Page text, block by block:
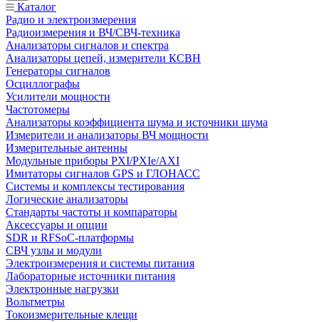
Каталог
Радио и электроизмерения
Радиоизмерения и ВЧ/СВЧ-техника
Анализаторы сигналов и спектра
Анализаторы цепей, измерители КСВН
Генераторы сигналов
Осциллографы
Усилители мощности
Частотомеры
Анализаторы коэффициента шума и источники шума
Измерители и анализаторы ВЧ мощности
Измерительные антенны
Модульные приборы PXI/PXIe/AXI
Имитаторы сигналов GPS и ГЛОНАСС
Системы и комплексы тестирования
Логические анализаторы
Стандарты частоты и компараторы
Аксессуары и опции
SDR и RFSoC‑платформы
СВЧ узлы и модули
Электроизмерения и системы питания
Лабораторные источники питания
Электронные нагрузки
Вольтметры
Токоизмерительные клещи